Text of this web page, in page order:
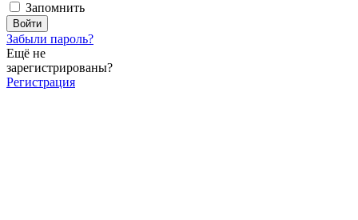
Запомнить
Забыли пароль?
Ещё не
зарегистрированы?
Регистрация